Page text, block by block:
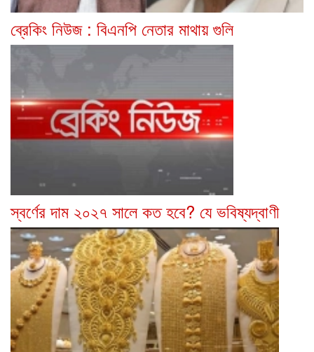
ব্রেকিং নিউজ : বিএনপি নেতার মাথায় গুলি
স্বর্ণের দাম ২০২৭ সালে কত হবে? যে ভবিষ্যদ্বাণী